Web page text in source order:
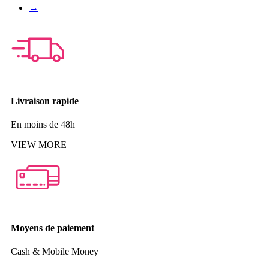
→
Livraison rapide
En moins de 48h
VIEW MORE
Moyens de paiement
Cash & Mobile Money